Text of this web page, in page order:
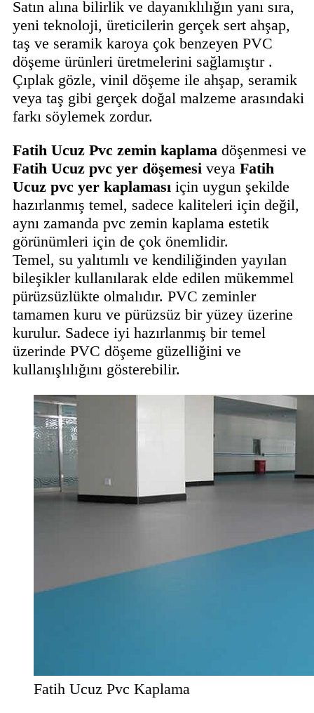
Satın alına bilirlik ve dayanıklılığın yanı sıra,
yeni teknoloji, üreticilerin gerçek sert ahşap,
taş ve seramik karoya çok benzeyen PVC
döşeme ürünleri üretmelerini sağlamıştır .
Çıplak gözle, vinil döşeme ile ahşap, seramik
veya taş gibi gerçek doğal malzeme arasındaki
farkı söylemek zordur.
Fatih Ucuz Pvc zemin kaplama döşenmesi ve
Fatih Ucuz pvc yer döşemesi veya Fatih
Ucuz pvc yer kaplaması için uygun şekilde
hazırlanmış temel, sadece kaliteleri için değil,
aynı zamanda pvc zemin kaplama estetik
görünümleri için de çok önemlidir.
Temel, su yalıtımlı ve kendiliğinden yayılan
bileşikler kullanılarak elde edilen mükemmel
pürüzsüzlükte olmalıdır. PVC zeminler
tamamen kuru ve pürüzsüz bir yüzey üzerine
kurulur. Sadece iyi hazırlanmış bir temel
üzerinde PVC döşeme güzelliğini ve
kullanışlılığını gösterebilir.
Fatih Ucuz Pvc Kaplama